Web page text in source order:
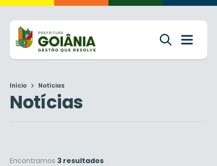
Início Notícias
Notícias
Encontramos 3 resultados